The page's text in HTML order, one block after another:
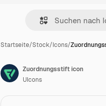
Startseite/Stock/Icons/
Zuordnungsstift icon
UIcons